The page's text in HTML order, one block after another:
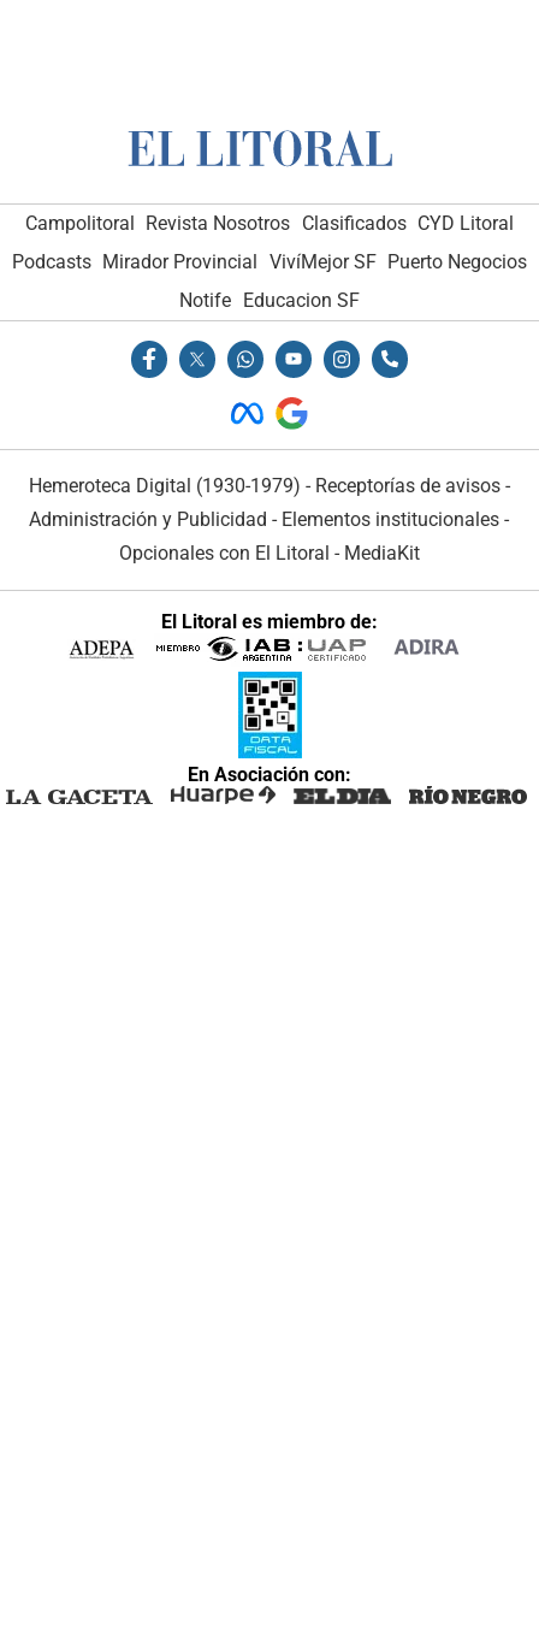
Campolitoral Revista Nosotros Clasificados CYD Litoral
Podcasts Mirador Provincial VivíMejor SF Puerto Negocios
Notife
Educacion SF
Hemeroteca Digital (1930-1979) - Receptorías de avisos -
Administración y Publicidad - Elementos institucionales -
Opcionales con El Litoral - MediaKit
El Litoral es miembro de:
En Asociación con: